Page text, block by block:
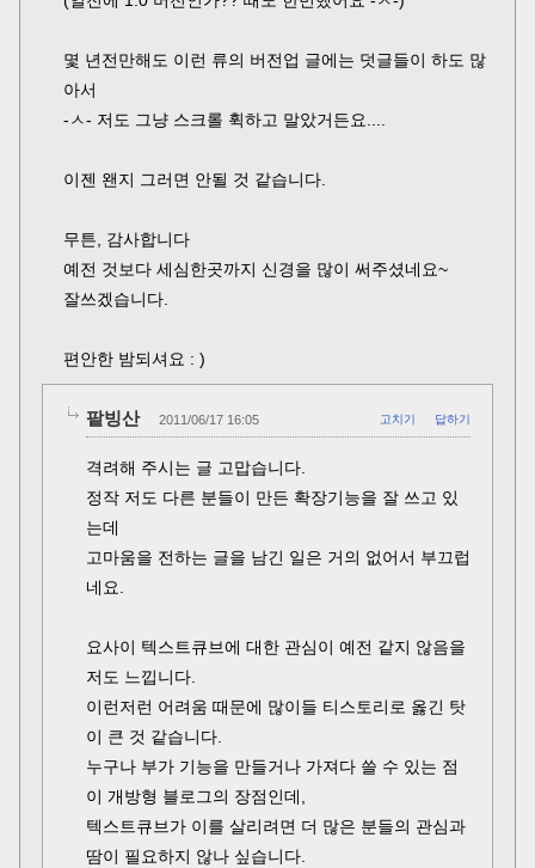
몇 년전만해도 이런 류의 버전업 글에는 덧글들이 하도 많
아서
-ㅅ- 저도 그냥 스크롤 휙하고 말았거든요....
이젠 왠지 그러면 안될 것 같습니다.
무튼, 감사합니다
예전 것보다 세심한곳까지 신경을 많이 써주셨네요~
잘쓰겠습니다.
편안한 밤되셔요 : )
팥빙산 2011/06/17 16:05 고치기 답하기
격려해 주시는 글 고맙습니다.
정작 저도 다른 분들이 만든 확장기능을 잘 쓰고 있
는데
고마움을 전하는 글을 남긴 일은 거의 없어서 부끄럽
네요.
요사이 텍스트큐브에 대한 관심이 예전 같지 않음을
저도 느낍니다.
이런저런 어려움 때문에 많이들 티스토리로 옳긴 탓
이 큰 것 같습니다.
누구나 부가 기능을 만들거나 가져다 쓸 수 있는 점
이 개방형 블로그의 장점인데,
텍스트큐브가 이를 살리려면 더 많은 분들의 관심과
땀이 필요하지 않나 싶습니다.